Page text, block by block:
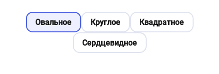
Овальное Круглое Квадратное
Сердцевидное